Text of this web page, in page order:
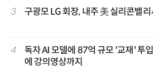
3 구광모 LG 회장, 내주 美 실리콘밸
4
독자 AI 모델에 87억 규모 '교재' 투
에 강의영상까지